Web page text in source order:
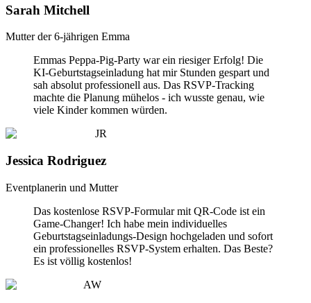
Sarah Mitchell
Mutter der 6-jährigen Emma
Emmas Peppa-Pig-Party war ein riesiger Erfolg! Die
KI-Geburtstagseinladung hat mir Stunden gespart und
sah absolut professionell aus. Das RSVP-Tracking
machte die Planung mühelos - ich wusste genau, wie
viele Kinder kommen würden.
JR
Jessica Rodriguez
Eventplanerin und Mutter
Das kostenlose RSVP-Formular mit QR-Code ist ein
Game-Changer! Ich habe mein individuelles
Geburtstagseinladungs-Design hochgeladen und sofort
ein professionelles RSVP-System erhalten. Das Beste?
Es ist völlig kostenlos!
AW